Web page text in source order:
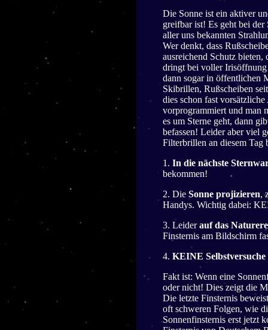
Die Sonne ist ein aktiver
greifbar ist! Es geht bei
aller uns bekannten
Wer denkt, dass
ausreichend Schutz
dringt bei voller Irisöffnung
dann sogar in öffentlichen
Skibrillen, Rußscheiben
dies schon fast
vorprogrammiert und man
es um Sterne geht, dann
befassen! Leider aber viel
Filterbrillen an diesem Tag
1. In die nächste
bekommen!
2. Die Sonne projizieren,
Handys. Wichtig dabei:
3. Leiderauf das
Finsternis am Bildschirm
4. KEINE Selbstversuche
Fakt ist: Wenn eine
oder nicht! Dies zeigt die
Die letzte Finsternis
oft schweren Folgen, wie
Sonnenfinsternis erst jetzt